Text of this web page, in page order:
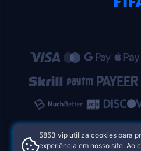
5853 vip utiliza cookies para
experiência em nosso site. Ao